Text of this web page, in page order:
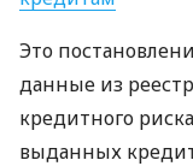
Это
данные из
кредитного
выданных